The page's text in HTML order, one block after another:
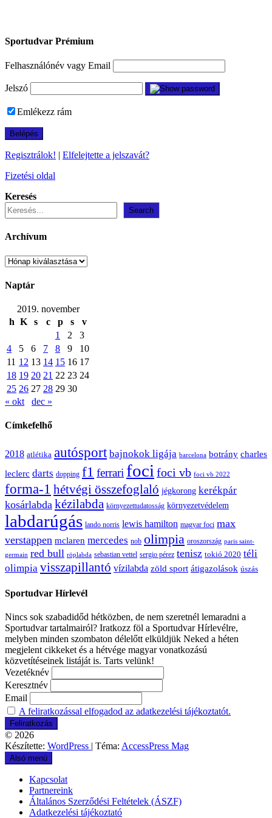
Sportudvar Prémium
Felhasználónév vagy Email
Jelszó
Emlékezz rám
Regisztrálok! | Elfelejtette a jelszavát?
Fizetési oldal
Keresés
Search
Archívum
Archívum
Naptár
2019. november
h K s c p s
v
1
2
3
4
5 6 7 8 9
10
11 12 13 14 15 16 17
18 19 20 21 22 23 24
25 26 27 28 29 30
« okt
dec »
Címkefelhő
2018 atlétika autósport bajnokok ligája barcelona botrány charles
leclerc darts dopping f1 ferrari foci foci vb foci vb 2022
forma-1 hétvégi összefoglaló jégkorong kerékpár
kosárlabda kézilabda környezettudatosság környezetvédelem
labdarúgás lando norris lewis hamilton magyar foci max
verstappen mclaren mercedes nob olimpia oroszország paris saint-
germain red bull röplabda sebastian vettel sergio pérez tenisz tokió 2020 téli
olimpia visszapillantó vízilabda zöld sport átigazolások úszás
Sportudvar Hírlevél
Nincs sok szabadidőd hétközben, de nem szeretnél lemaradni a
Sportudvar tartalmairól? Iratkozz föl a Sportudvar Hírlevélre,
melyben minden szombaton délelőtt elküldjük Neked a héten
megjelent cikkeket és a hétvége magyar vonatkozású
közvetítéseinek listáját is. Tarts velünk!
Vezetéknév
Keresztnév
Email
A feliratkozással elfogadod az adatkezelési tájékoztatót.
© 2026
Készítette: WordPress | Téma: AccessPress Mag
Alsó menü
Kapcsolat
Partnereink
Általános Szerződési Feltételek (ÁSZF)
Adatkezelési tájékoztató